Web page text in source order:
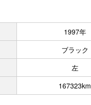
1997年
ブラック
左
167323km